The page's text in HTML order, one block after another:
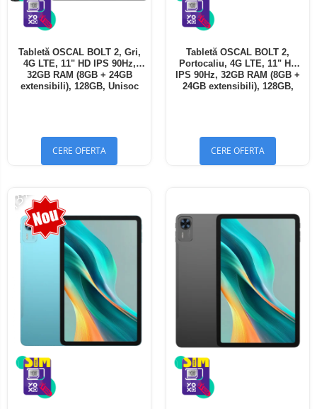
Tabletă OSCAL BOLT 2, Gri,
4G LTE, 11" HD IPS 90Hz,
32GB RAM (8GB + 24GB
extensibili), 128GB, Unisoc
CERE OFERTA
Tabletă OSCAL BOLT 2,
Portocaliu, 4G LTE, 11" HD
IPS 90Hz, 32GB RAM (8GB +
24GB extensibili), 128GB,
CERE OFERTA
-13%